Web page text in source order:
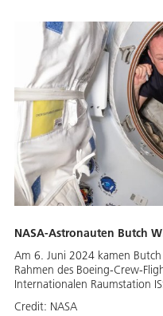
NASA-Astronauten Butch
Am 6. Juni 2024 kamen
Rahmen des Boeing-Crew-
Internationalen Raumstation
Credit: NASA